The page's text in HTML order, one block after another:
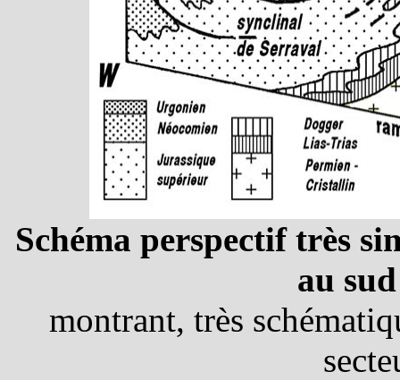
Schéma perspectif très
au
montrant, très